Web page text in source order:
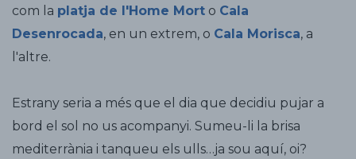
com la platja de l'Home Mort o Cala
Desenrocada, en un extrem, o Cala Morisca, a
l'altre.
Estrany seria a més que el dia que decidiu pujar a
bord el sol no us acompanyi. Sumeu-li la brisa
mediterrània i tanqueu els ulls…ja sou aquí, oi?